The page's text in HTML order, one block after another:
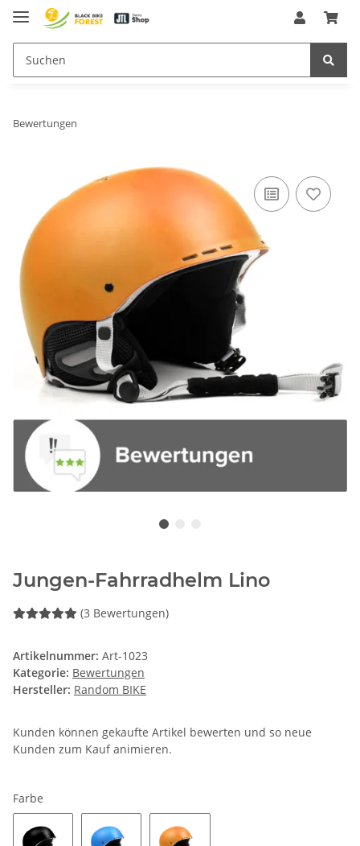
Bewertungen
Jungen-Fahrradhelm Lino
(3 Bewertungen)
Artikelnummer: Art-1023
Kategorie: Bewertungen
Hersteller: Random BIKE
Kunden können gekaufte Artikel bewerten und so neue
Kunden zum Kauf animieren.
Farbe